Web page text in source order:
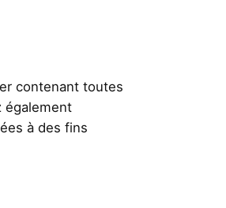
contenant toutes
également
à des fins